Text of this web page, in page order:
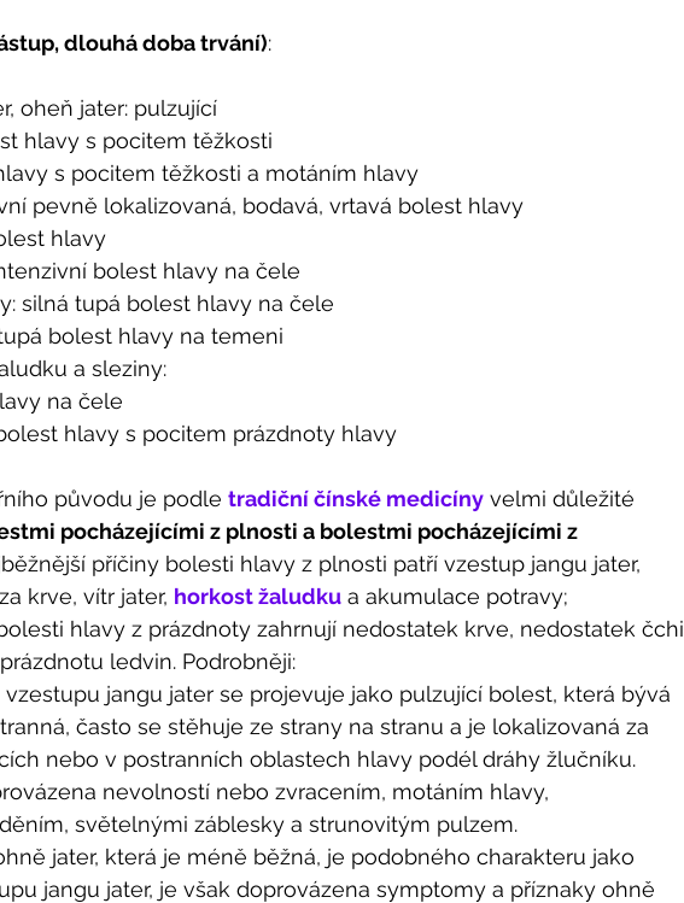
dlouhá doba trvání):
oheň jater: pulzující
hlavy s pocitem těžkosti
s pocitem těžkosti a motáním hlavy
pevně lokalizovaná, bodavá, vrtavá bolest hlavy
hlavy
bolest hlavy na čele
silná tupá bolest hlavy na čele
bolest hlavy na temeni
a sleziny:
na čele
hlavy s pocitem prázdnoty hlavy
původu je podle tradiční čínské medicíny velmi důležité
pocházejícími z plnosti a bolestmi pocházejícími z
příčiny bolesti hlavy z plnosti patří vzestup jangu jater,
krve, vítr jater, horkost žaludku a akumulace potravy;
hlavy z prázdnoty zahrnují nedostatek krve, nedostatek čchi
ledvin. Podrobněji:
jangu jater se projevuje jako pulzující bolest, která bývá
často se stěhuje ze strany na stranu a je lokalizovaná za
nebo v postranních oblastech hlavy podél dráhy žlučníku.
nevolností nebo zvracením, motáním hlavy,
světelnými záblesky a strunovitým pulzem.
jater, která je méně běžná, je podobného charakteru jako
jangu jater, je však doprovázena symptomy a příznaky ohně